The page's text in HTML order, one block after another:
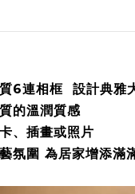
6連相框 設計典雅
的溫潤質感
、插畫或照片
氛圍 為居家增添滿